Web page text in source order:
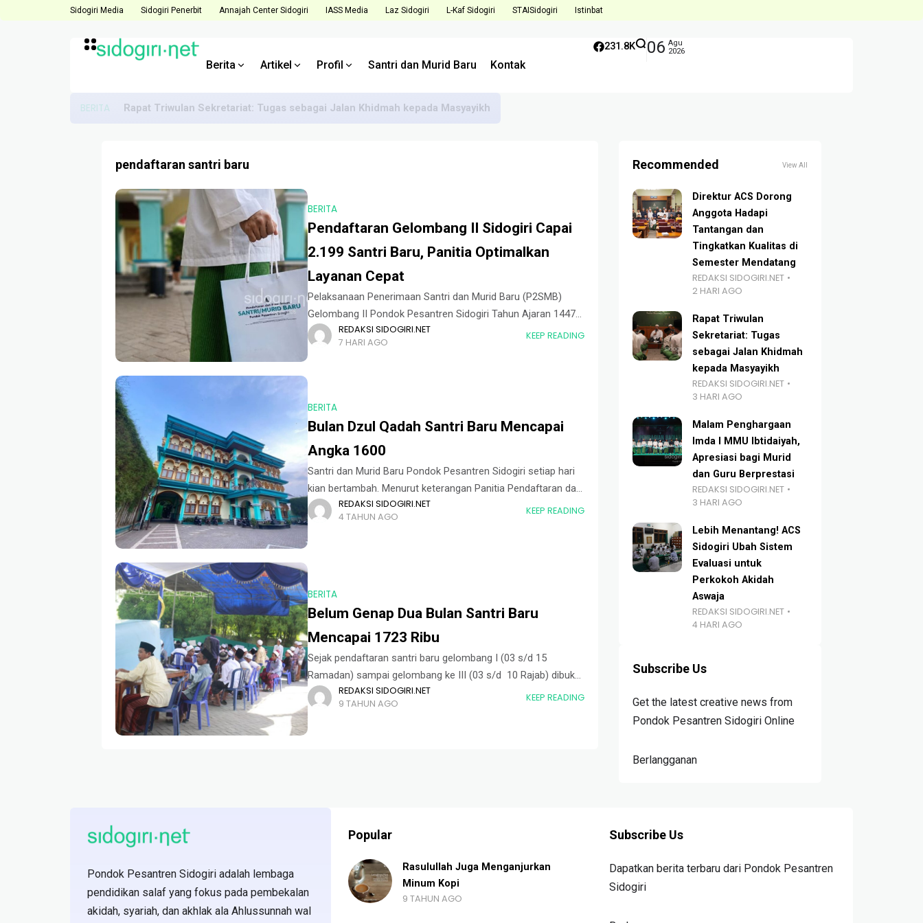
Sidogiri Media Sidogiri Penerbit Annajah Center Sidogiri IASS Media Laz Sidogiri L-Kaf Sidogiri STAISidogiri Istinbat
Berita Artikel Profil Santri dan Murid Baru Kontak
231.8K 06 Agu
2026
BERITA Rapat Triwulan Sekretariat: Tugas sebagai Jalan Khidmah kepada Masyayikh
pendaftaran santri baru
BERITA
Pendaftaran Gelombang II Sidogiri Capai
2.199 Santri Baru, Panitia Optimalkan
Layanan Cepat
Pelaksanaan Penerimaan Santri dan Murid Baru (P2SMB)
Gelombang II Pondok Pesantren Sidogiri Tahun Ajaran 1447–
1448 H terus berlangsung. Hingga Kamis (30/07), jumlah
santri dan murid baru yang telah menyelesaikan proses
REDAKSI SIDOGIRI.NET
7 HARI AGO
KEEP READING
BERITA
Bulan Dzul Qadah Santri Baru Mencapai
Angka 1600
Santri dan Murid Baru Pondok Pesantren Sidogiri setiap hari
kian bertambah. Menurut keterangan Panitia Pendaftaran dan
Penerimaan Santri dan Murid Baru (P2SMB) saat ini sudah
tercatat 1600 santri dan murid
REDAKSI SIDOGIRI.NET
4 TAHUN AGO
KEEP READING
BERITA
Belum Genap Dua Bulan Santri Baru
Mencapai 1723 Ribu
Sejak pendaftaran santri baru gelombang I (03 s/d 15
Ramadan) sampai gelombang ke III (03 s/d 10 Rajab) dibuka,
Wali Santri berdatangan ke Pondok Pesantren Sidogiri guna
memondokkan putranya. Antusiasme
REDAKSI SIDOGIRI.NET
9 TAHUN AGO
KEEP READING
Recommended View All
Direktur ACS Dorong
Anggota Hadapi
Tantangan dan
Tingkatkan Kualitas di
Semester Mendatang
REDAKSI SIDOGIRI.NET
2 HARI AGO
Rapat Triwulan
Sekretariat: Tugas
sebagai Jalan Khidmah
kepada Masyayikh
REDAKSI SIDOGIRI.NET
3 HARI AGO
Malam Penghargaan
Imda I MMU Ibtidaiyah,
Apresiasi bagi Murid
dan Guru Berprestasi
REDAKSI SIDOGIRI.NET
3 HARI AGO
Lebih Menantang! ACS
Sidogiri Ubah Sistem
Evaluasi untuk
Perkokoh Akidah
Aswaja
REDAKSI SIDOGIRI.NET
4 HARI AGO
Subscribe Us
Get the latest creative news from
Pondok Pesantren Sidogiri Online
Berlangganan
Pondok Pesantren Sidogiri adalah lembaga
pendidikan salaf yang fokus pada pembekalan
akidah, syariah, dan akhlak ala Ahlussunnah wal
Popular
Rasulullah Juga Menganjurkan
Minum Kopi
9 TAHUN AGO
Subscribe Us
Dapatkan berita terbaru dari Pondok Pesantren
Sidogiri